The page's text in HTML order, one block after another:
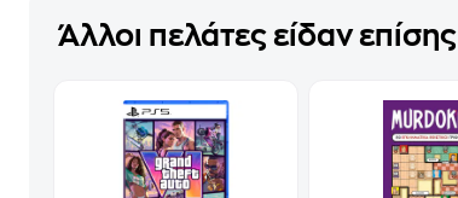
Άλλοι πελάτες είδαν επίσης